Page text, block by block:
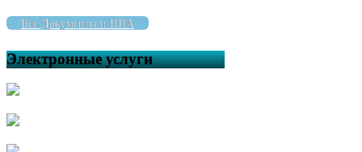
Все Документы и НПА
Электронные услуги